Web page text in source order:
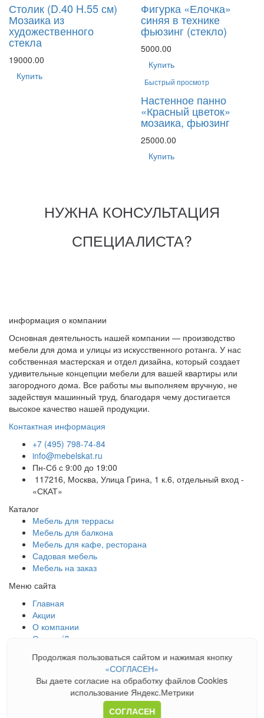
Столик (D.40 H.55 см)
Мозаика из
художественного
стекла
19000.00
Купить
Фигурка «Елочка»
синяя в технике
фьюзинг (стекло)
5000.00
Купить
Быстрый просмотр
Настенное панно
«Красный цветок»
мозаика, фьюзинг
25000.00
Купить
НУЖНА КОНСУЛЬТАЦИЯ
СПЕЦИАЛИСТА?
информация о компании
Основная деятельность нашей компании — производство
мебели для дома и улицы из искусственного ротанга. У нас
собственная мастерская и отдел дизайна, который создает
удивительные концепции мебели для вашей квартиры или
загородного дома. Все работы мы выполняем вручную, не
задействуя машинный труд, благодаря чему достигается
высокое качество нашей продукции.
Контактная информация
+7 (495) 798-74-84
info@mebelskat.ru
Пн-Сб с 9:00 до 19:00
117216, Москва, Улица Грина, 1 к.6, отдельный вход -
«СКАТ»
Каталог
Мебель для террасы
Мебель для балкона
Мебель для кафе, ресторана
Садовая мебель
Мебель на заказ
Меню сайта
Главная
Акции
О компании
Оплата/Доставка
Новости
Контакты
Карта сайта
© «СКАТ – торговая марка» 2026. Все права защищены.
Продолжая пользоваться сайтом и нажимая кнопку
«СОГЛАСЕН»
Вы даете согласие на обработку файлов Cookies
использование Яндекс.Метрики
СОГЛАСЕН